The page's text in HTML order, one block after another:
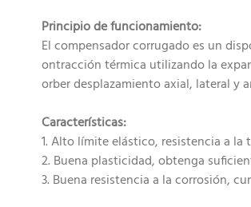
Principio de funcionamiento:
El compensador corrugado es un
ontracción térmica utilizando la
orber desplazamiento axial, lateral y
Características:
1. Alto límite elástico, resistencia a
2. Buena plasticidad, obtenga
3. Buena resistencia a la corrosión,